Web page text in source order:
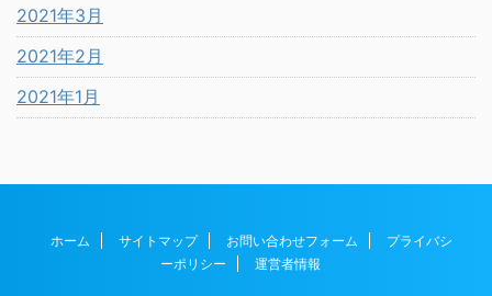
2021年3月
2021年2月
2021年1月
ホーム サイトマップ お問い合わせフォーム
プライバシ
ーポリシー
運営者情報